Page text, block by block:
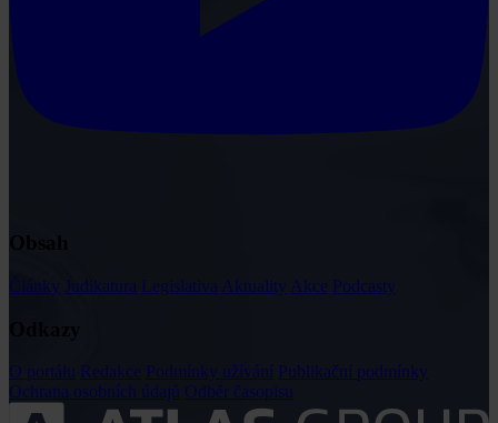
Články Judikatura Legislativa Aktuality Akce Podcasty
O portálu Redakce Podmínky užívání Publikační podmínky
Ochrana osobních údajů Odběr časopisu